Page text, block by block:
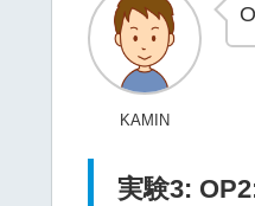
KAMIN
実験3: